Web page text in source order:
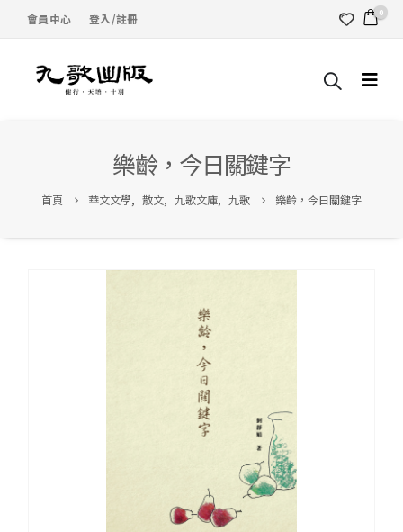
會員中心 登入/註冊 0
樂齡，今日關鍵字
首頁 華文文學, 散文, 九歌文庫, 九歌 樂齡，今日關鍵字